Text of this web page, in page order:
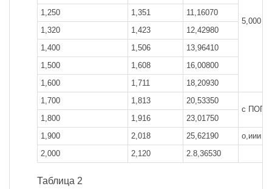
5,000
1,250
1,351
11,16070
1,320
1,423
12,42980
1,400
1,506
13,96410
1,500
1,608
16,00800
1,600
1,711
18,20930
1,700
1,813
20,53350
с ПОП
1,800
1,916
23,01750
1,900
2,018 25,62190
о,иии
2,000
2,120 2.8,36530
Таблица 2